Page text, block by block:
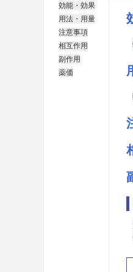
効能・効果
用法・用量
注意事項
相互作用
副作用
薬価